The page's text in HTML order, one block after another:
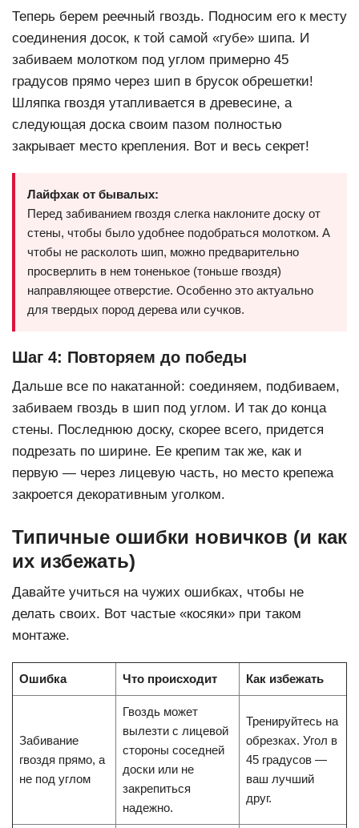
Теперь берем реечный гвоздь. Подносим его к месту
соединения досок, к той самой «губе» шипа. И
забиваем молотком под углом примерно 45
градусов прямо через шип в брусок обрешетки!
Шляпка гвоздя утапливается в древесине, а
следующая доска своим пазом полностью
закрывает место крепления. Вот и весь секрет!
Лайфхак от бывалых:
Перед забиванием гвоздя слегка наклоните доску от
стены, чтобы было удобнее подобраться молотком. А
чтобы не расколоть шип, можно предварительно
просверлить в нем тоненькое (тоньше гвоздя)
направляющее отверстие. Особенно это актуально
для твердых пород дерева или сучков.
Шаг 4: Повторяем до победы
Дальше все по накатанной: соединяем, подбиваем,
забиваем гвоздь в шип под углом. И так до конца
стены. Последнюю доску, скорее всего, придется
подрезать по ширине. Ее крепим так же, как и
первую — через лицевую часть, но место крепежа
закроется декоративным уголком.
Типичные ошибки новичков (и как
их избежать)
Давайте учиться на чужих ошибках, чтобы не
делать своих. Вот частые «косяки» при таком
монтаже.
Ошибка Что происходит Как избежать
Забивание
гвоздя прямо, а
не под углом
Гвоздь может
вылезти с лицевой
стороны соседней
доски или не
закрепиться
надежно.
Тренируйтесь на
обрезках. Угол в
45 градусов —
ваш лучший
друг.